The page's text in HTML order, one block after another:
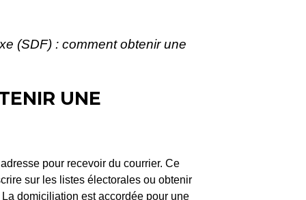
(SDF) : comment obtenir une
UNE
pour recevoir du courrier. Ce
sur les listes électorales ou obtenir
domiciliation est accordée pour une